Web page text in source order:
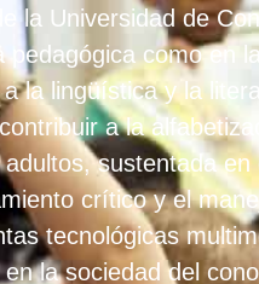
la Universidad de
pedagógica como en
la lingüística y la
a la
sustentada en
crítico y el
tecnológicas
la sociedad del